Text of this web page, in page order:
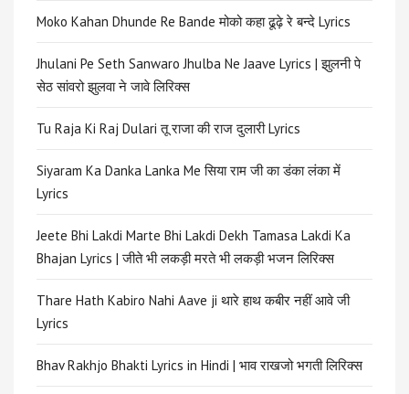
Moko Kahan Dhunde Re Bande मोको कहा ढूढ़े रे बन्दे Lyrics
Jhulani Pe Seth Sanwaro Jhulba Ne Jaave Lyrics | झुलनी पे
सेठ सांवरो झुलवा ने जावे लिरिक्स
Tu Raja Ki Raj Dulari तू राजा की राज दुलारी Lyrics
Siyaram Ka Danka Lanka Me सिया राम जी का डंका लंका में
Lyrics
Jeete Bhi Lakdi Marte Bhi Lakdi Dekh Tamasa Lakdi Ka
Bhajan Lyrics | जीते भी लकड़ी मरते भी लकड़ी भजन लिरिक्स
Thare Hath Kabiro Nahi Aave ji थारे हाथ कबीर नहीं आवे जी
Lyrics
Bhav Rakhjo Bhakti Lyrics in Hindi | भाव राखजो भगती लिरिक्स